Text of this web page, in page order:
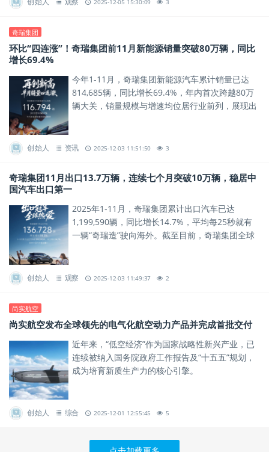
奇瑞集团
环比“四连涨”！奇瑞集团前11月新能源销量突破80万辆，同比
增长69.4%
今年1-11月，奇瑞集团新能源汽车累计销量已达
814,685辆，同比增长69.4%，年内首次跨越80万
辆大关，销量规模与增速均位居行业前列，展现出
创始人 资讯 2025-12-03 11:51:50 3
奇瑞集团11月出口13.7万辆，连续七个月突破10万辆，稳居中
国汽车出口第一
2025年1-11月，奇瑞集团累计出口汽车已达
1,199,590辆，同比增长14.7%，平均每25秒就有
一辆“奇瑞造”驶向海外。截至目前，奇瑞集团全球
创始人 观察 2025-12-03 11:49:37 2
尚实航空
尚实航空发布全球领先的电气化航空动力产品并完成首批交付
近年来，“低空经济”作为国家战略性新兴产业，已
连续被纳入国务院政府工作报告及“十五五”规划，
成为培育新质生产力的核心引擎。
创始人 综合 2025-12-01 12:55:45 5